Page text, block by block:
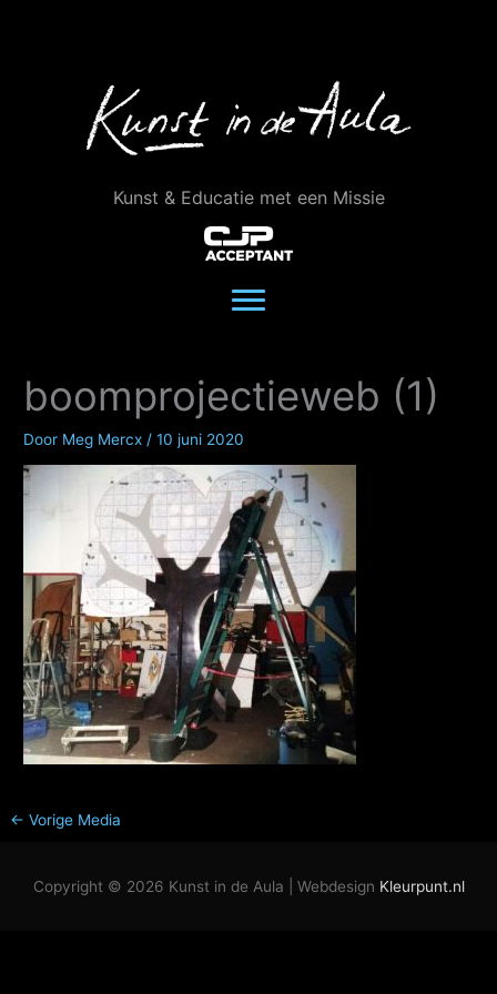
Kunst & Educatie met een Missie
boomprojectieweb (1)
Door Meg Mercx /10 juni 2020
← Vorige Media
Copyright © 2026 Kunst in de Aula | Webdesign Kleurpunt.nl